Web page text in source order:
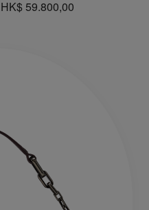
HK$ 59.800,00